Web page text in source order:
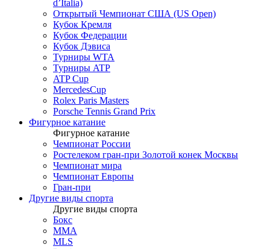
d’Italia)
Открытый Чемпионат США (US Open)
Кубок Кремля
Кубок Федерации
Кубок Дэвиса
Турниры WTA
Турниры ATP
ATP Cup
MercedesCup
Rolex Paris Masters
Porsche Tennis Grand Prix
Фигурное катание
Фигурное катание
Чемпионат России
Ростелеком гран-при Золотой конек Москвы
Чемпионат мира
Чемпионат Европы
Гран-при
Другие виды спорта
Другие виды спорта
Бокс
MMA
MLS